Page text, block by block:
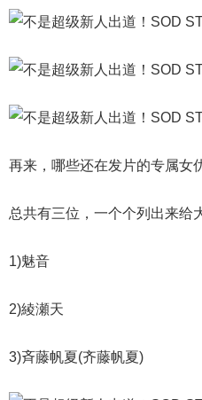
再来，哪些还在发片的专属女
总共有三位，一个个列出来给
1)魅音
2)綾瀬天
3)斉藤帆夏(齐藤帆夏)